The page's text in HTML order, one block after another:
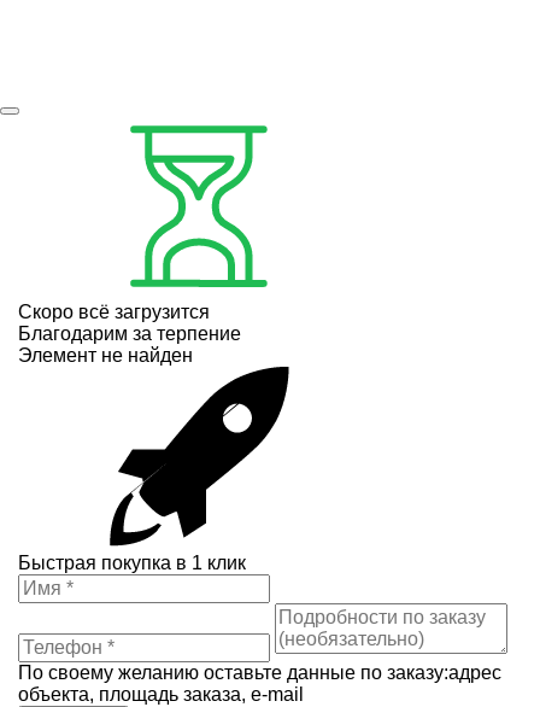
Скоро всё загрузится
Благодарим за терпение
Элемент не найден
Быстрая покупка в 1 клик
По своему желанию оставьте данные по заказу:адрес
объекта, площадь заказа, e-mail